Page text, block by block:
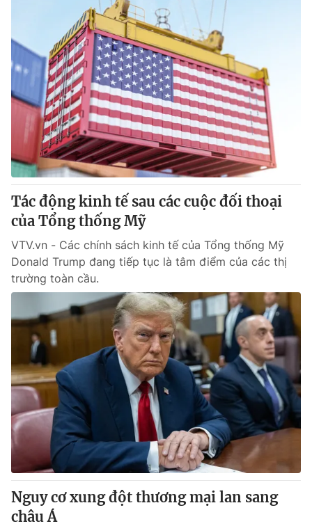
Tác động kinh tế sau các cuộc đối thoại
của Tổng thống Mỹ
VTV.vn - Các chính sách kinh tế của Tổng thống Mỹ
Donald Trump đang tiếp tục là tâm điểm của các thị
trường toàn cầu.
Nguy cơ xung đột thương mại lan sang
châu Á